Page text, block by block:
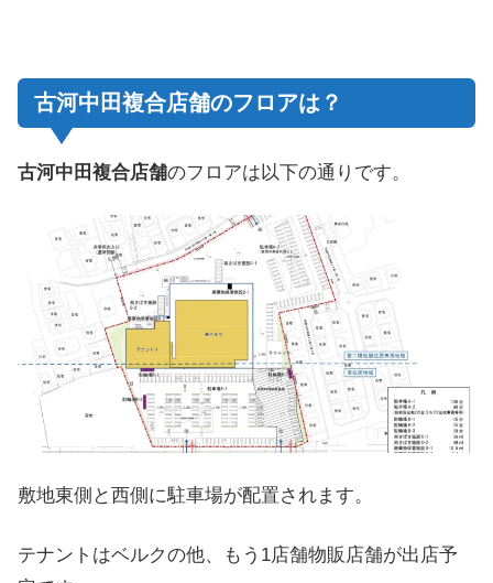
古河中田複合店舗のフロアは？
古河中田複合店舗のフロアは以下の通りです。
敷地東側と西側に駐車場が配置されます。
テナントはベルクの他、もう1店舗物販店舗が出店予